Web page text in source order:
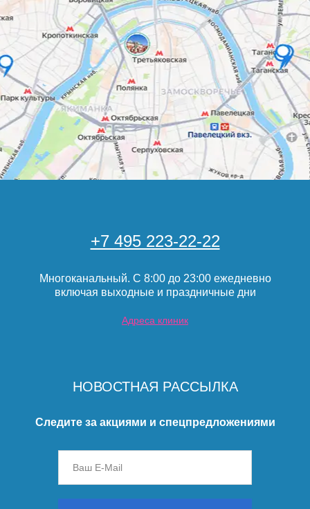
+7 495 223-22-22
Многоканальный. С 8:00 до 23:00 ежедневно
включая выходные и праздничные дни
Адреса клиник
НОВОСТНАЯ РАССЫЛКА
Следите за акциями и спецпредложениями